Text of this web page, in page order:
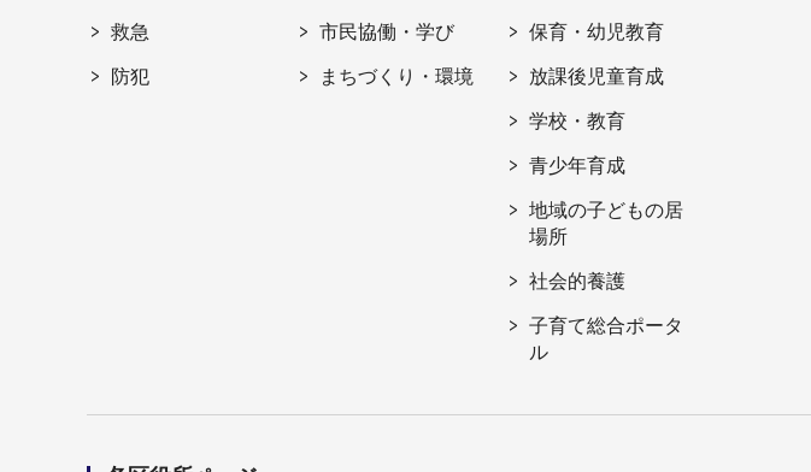
救急
防犯
市民協働・学び
まちづくり・環境
保育・幼児教育
放課後児童育成
学校・教育
青少年育成
地域の子どもの居
場所
社会的養護
子育て総合ポータ
ル